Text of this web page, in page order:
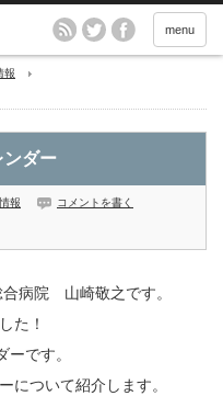
menu
報
ンダー
報 コメントを書く
病院 山崎敬之です。
た！
です。
について紹介します。